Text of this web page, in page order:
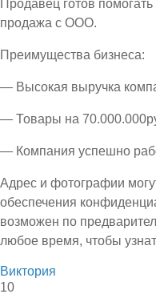
Продавец готов
продажа с ООО.
Преимущества бизнеса:
— Высокая выручка
— Товары на
— Компания успешно
Адрес и фотографии
обеспечения
возможен по
любое время, чтобы
Виктория
10